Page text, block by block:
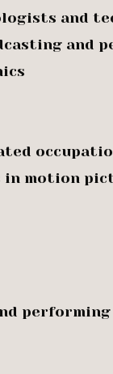
and
and
motion